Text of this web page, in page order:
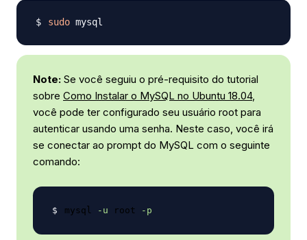
sudo
Note: Se você seguiu o pré-requisito do tutorial
sobre Como Instalar o MySQL no Ubuntu 18.04,
você pode ter configurado seu usuário root para
autenticar usando uma senha. Neste caso, você irá
se conectar ao prompt do MySQL com o seguinte
comando:
mysql -u root -p